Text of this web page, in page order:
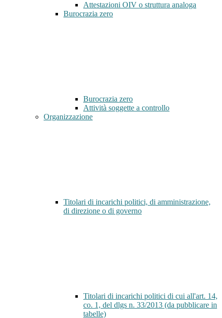
Attestazioni OIV o struttura analoga
Burocrazia zero
Burocrazia zero
Attività soggette a controllo
Organizzazione
Titolari di incarichi politici, di amministrazione,
di direzione o di governo
Titolari di incarichi politici di cui all'art. 14,
co. 1, del dlgs n. 33/2013 (da pubblicare in
tabelle)